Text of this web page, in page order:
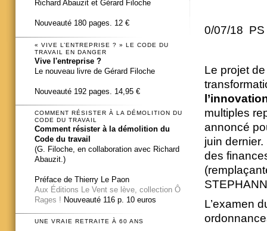
0/07/18 PS
Le projet
multiples
annoncé
juin
des
L’examen
Richard Abauzit et Gérard Filoche
Nouveauté 180 pages. 12 €
« VIVE L’ENTREPRISE ? » LE CODE DU
TRAVAIL EN DANGER
Vive l'entreprise ?
Le nouveau livre de Gérard Filoche
Nouveauté 192 pages. 14,95 €
COMMENT RÉSISTER À LA DÉMOLITION DU
CODE DU TRAVAIL
Comment résister à la démolition du
Code du travail
(G. Filoche, en collaboration avec Richard
Abauzit.)
Préface de Thierry Le Paon
Aux Éditions Le Vent se lève, collection Ô
Rages ! Nouveauté 116 p. 10 euros
UNE VRAIE RETRAITE À 60 ANS